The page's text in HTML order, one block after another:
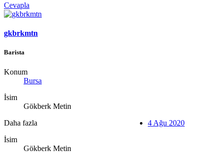
Cevapla
gkbrkmtn
Barista
Konum
Bursa
İsim
Gökberk Metin
Daha fazla
İsim
Gökberk Metin
4 Ağu 2020